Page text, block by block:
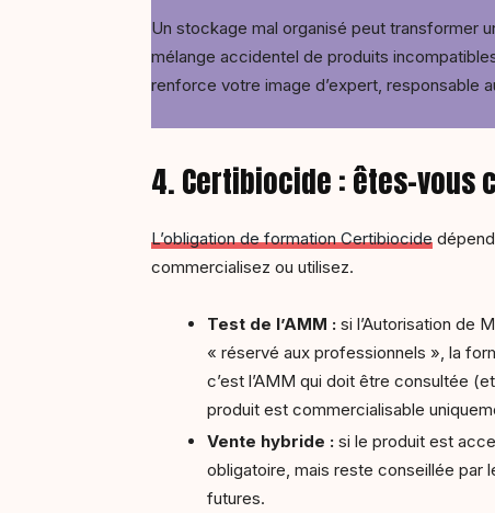
Un stockage mal organisé peut transformer
mélange accidentel de produits
renforce votre image d’expert, responsable
4. Certibiocide : êtes-vous
L’obligation de formation Certibiocide
commercialisez ou utilisez.
Test de l’AMM : si l’Autorisation de
« réservé aux professionnels », la
c’est l’AMM qui doit être consultée
produit est commercialisable
Vente hybride : si le produit est
obligatoire, mais reste conseillée par
futures.